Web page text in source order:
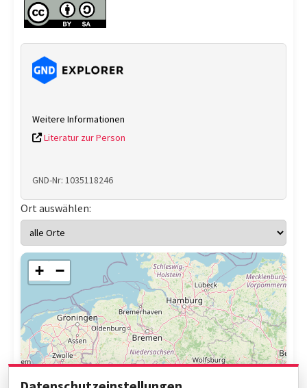
Weitere Informationen
Literatur zur Person
GND-Nr: 1035118246
Ort auswählen:
+ −